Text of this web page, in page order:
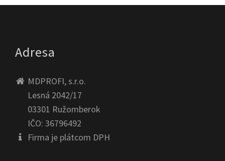
Adresa
MDPROFI, s.r.o.
Lesná 2042/17
03301 Ružomberok
IČO: 36796492
Firma je plátcom DPH